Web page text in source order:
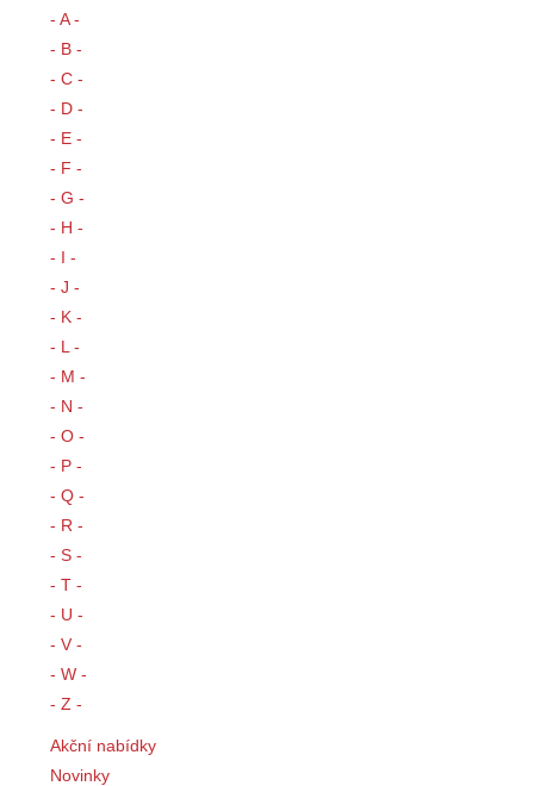
- A -
- B -
- C -
- D -
- E -
- F -
- G -
- H -
- I -
- J -
- K -
- L -
- M -
- N -
- O -
- P -
- Q -
- R -
- S -
- T -
- U -
- V -
- W -
- Z -
Akční nabídky
Novinky